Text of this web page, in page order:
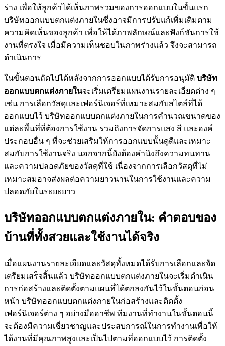
ร่าง เพื่อให้ลูกค้าได้เห็นภาพรวมของการออกแบบในขั้นแรก
บริษัทออกแบบตกแต่งภายในซึ่งอาจมีการปรับแก้เพิ่มเติมตาม
ความคิดเห็นของลูกค้า เพื่อให้ได้ภาพลักษณ์และฟังก์ชันการใช้
งานที่ตรงใจ เมื่อมีความเห็นชอบในภาพร่างแล้ว จึงจะสามารถ
ดำเนินการ
ในขั้นตอนถัดไปได้หลังจากการออกแบบได้รับการอนุมัติ บริษัท
ออกแบบตกแต่งภายในจะเริ่มเตรียมแผนงานรายละเอียดต่าง ๆ
เช่น การเลือกวัสดุและเฟอร์นิเจอร์ที่เหมาะสมกับสไตล์ที่ได้
ออกแบบไว้ บริษัทออกแบบตกแต่งภายในการคำนวณขนาดของ
แต่ละพื้นที่ที่ต้องการใช้งาน รวมถึงการจัดการแสง สี และองค์
ประกอบอื่น ๆ ที่จะช่วยเสริมให้การออกแบบนั้นดูดีและเหมาะ
สมกับการใช้งานจริง นอกจากนี้ยังต้องคำนึงถึงความทนทาน
และความปลอดภัยของวัสดุที่ใช้ เนื่องจากการเลือกวัสดุที่ไม่
เหมาะสมอาจส่งผลต่อความยาวนานในการใช้งานและความ
ปลอดภัยในระยะยาว
บริษัทออกแบบตกแต่งภายใน: คำตอบของ
บ้านที่ทั้งสวยและใช้งานได้จริง
เมื่อแผนงานรายละเอียดและวัสดุทั้งหมดได้รับการเลือกและจัด
เตรียมเสร็จสิ้นแล้ว บริษัทออกแบบตกแต่งภายในจะเริ่มดำเนิน
การก่อสร้างและติดตั้งตามแผนที่ได้ตกลงกันไว้ในขั้นตอนก่อน
หน้า บริษัทออกแบบตกแต่งภายในก่อสร้างและติดตั้ง
เฟอร์นิเจอร์ต่าง ๆ อย่างมืออาชีพ ทีมงานที่ทำงานในขั้นตอนนี้
จะต้องมีความเชี่ยวชาญและประสบการณ์ในการทำงานเพื่อให้
ได้งานที่มีคุณภาพสูงและเป็นไปตามที่ออกแบบไว้ การติดตั้ง